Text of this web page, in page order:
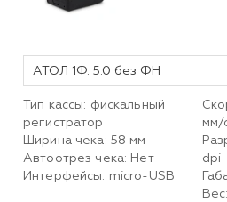
АТОЛ 1Ф. 5.0 без ФН
Тип кассы: фискальный
регистратор
Ширина чека: 58 мм
Автоотрез чека: Нет
Интерфейсы: micro-USB
мм/
dpi